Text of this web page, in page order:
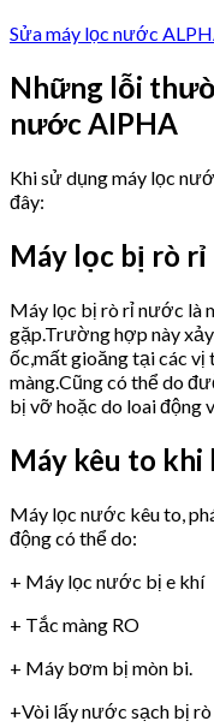
Sửa máy lọc nước
Những lỗi
nước AIPHA
Khi sử dụng máy lọc
đây:
Máy lọc bị rò
Máy lọc bị rò rỉ nước là
gặp.Trường hợp này
ốc,mất gioăng tại các
màng.Cũng có thể do
bị vỡ hoặc do loai động
Máy kêu to khi
Máy lọc nước kêu to,
động có thể do:
+ Máy lọc nước bị e khí
+ Tắc màng RO
+ Máy bơm bị mòn bi.
+Vòi lấy nước sạch bị rò